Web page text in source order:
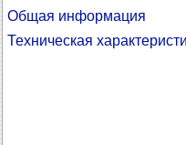
Общая информация
Техническая